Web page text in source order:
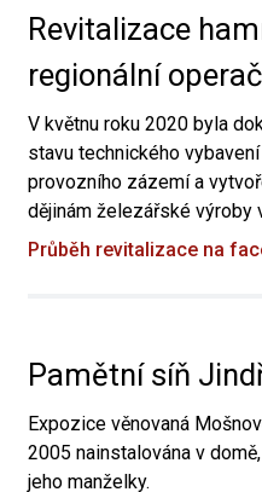
Revitalizace
regionální
V květnu roku 2020 byla
stavu technického
provozního zázemí a
dějinám železářské výroby
Průběh revitalizace na
Pamětní síň
Expozice věnovaná
2005 nainstalována v
jeho manželky.